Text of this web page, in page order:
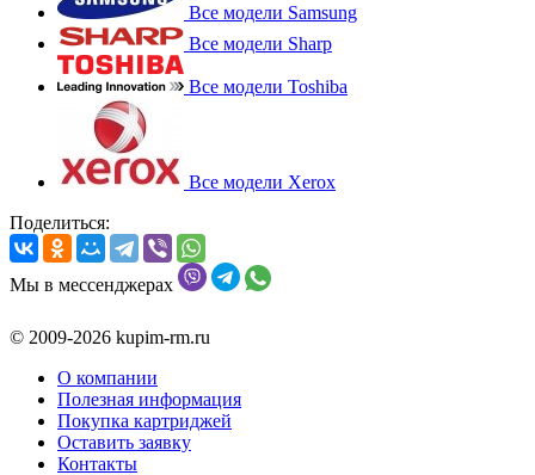
Все модели Samsung
Все модели Sharp
Все модели Toshiba
Все модели Xerox
Поделиться:
Мы в мессенджерах
© 2009-2026 kupim-rm.ru
О компании
Полезная информация
Покупка картриджей
Оставить заявку
Контакты